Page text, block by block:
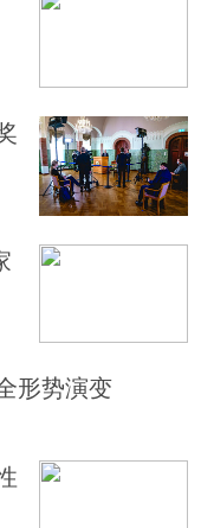
形势演变